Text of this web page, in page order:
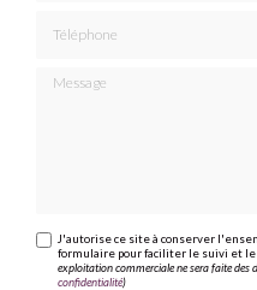
Message
J'autorise ce site à conserver
formulaire pour faciliter le suivi et
exploitation commerciale ne sera faite des
confidentialité)